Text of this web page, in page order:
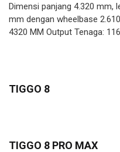
Dimensi panjang 4.320 mm,
mm dengan wheelbase
4320 MM Output Tenaga:
TIGGO 8
TIGGO 8 PRO MAX